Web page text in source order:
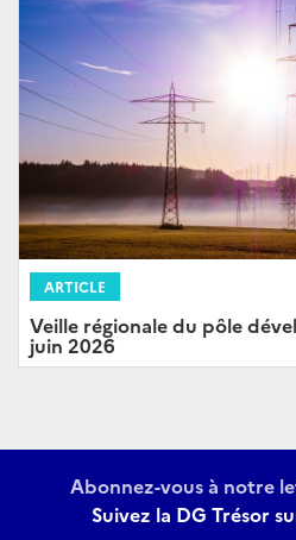
ARTICLE
Veille régionale du pôle
juin 2026
Abonnez-vous à notre
Suivez la DG Trésor